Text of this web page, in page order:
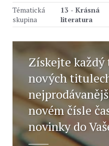
Tématická
skupina
13 - Krásná
literatura
Získejte
nových
novém čísle
novinky do